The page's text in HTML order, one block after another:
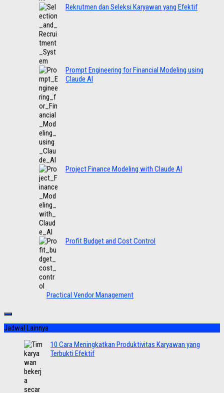
Rekrutmen dan Seleksi Karyawan yang Efektif
Prompt Engineering for Financial Modeling using
Claude AI
Project Finance Modeling with Claude AI
Profit Budget and Cost Control
Practical Vendor Management
Jadwal Lainnya
10 Cara Meningkatkan Produktivitas Karyawan yang
Terbukti Efektif